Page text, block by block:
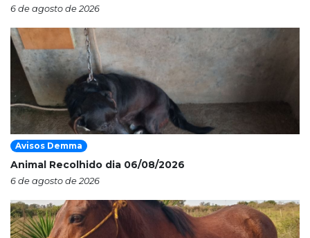
6 de agosto de 2026
Avisos Demma
Animal Recolhido dia 06/08/2026
6 de agosto de 2026